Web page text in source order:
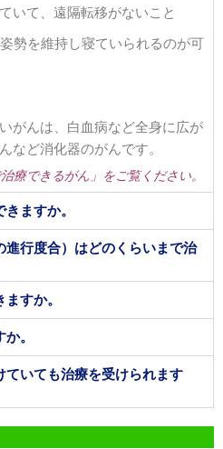
いて、遠隔転移がないこと
勢を維持し寝ていられるのが可
がんは、白血病など全身に広が
など消化器のがんです。
療できるがん」をご覧ください。
ますか。
進行度合）はどのくらいまで治
すか。
。
ていても治療を受けられます